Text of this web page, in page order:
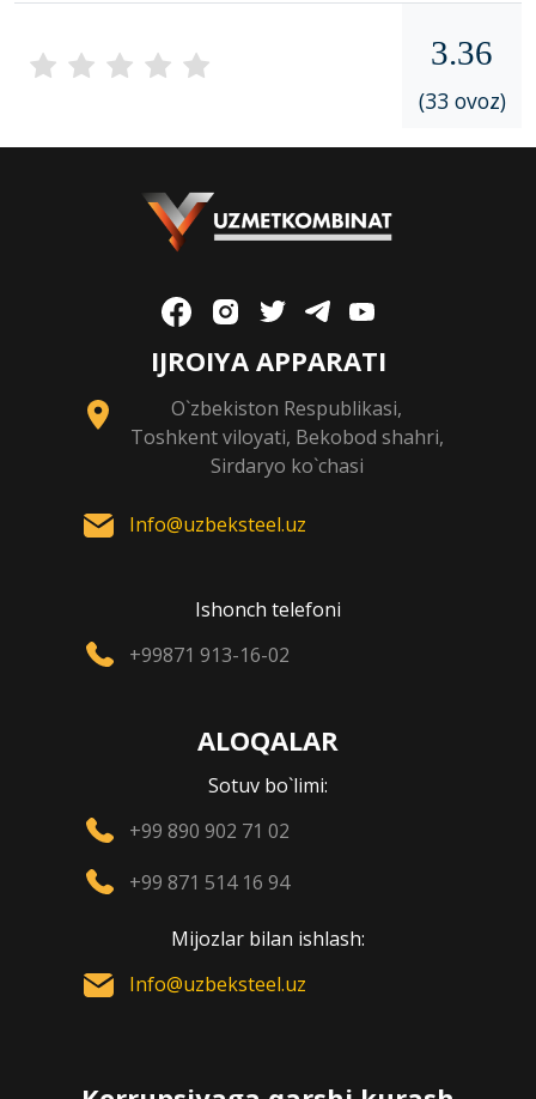
3.36
(33 ovoz)
IJROIYA APPARATI
O`zbekiston Respublikasi,
Toshkent viloyati, Bekobod shahri,
Sirdaryo ko`chasi
Info@uzbeksteel.uz
Ishonch telefoni
+99871 913-16-02
ALOQALAR
Sotuv bo`limi:
+99 890 902 71 02
+99 871 514 16 94
Mijozlar bilan ishlash:
Info@uzbeksteel.uz